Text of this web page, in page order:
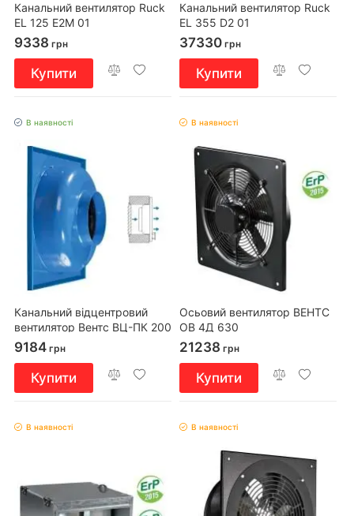
Канальний вентилятор Ruck
EL 125 E2M 01
9338 грн
Купити
Канальний вентилятор Ruck
EL 355 D2 01
37330 грн
Купити
В наявності
Канальний відцентровий
вентилятор Вентс ВЦ-ПК 200
9184 грн
Купити
В наявності
Осьовий вентилятор ВЕНТС
ОВ 4Д 630
21238 грн
Купити
В наявності В наявності